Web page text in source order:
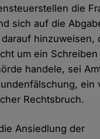
die
sich auf die
hinzuweisen,
um ein
handele, sei
ein
Rechtsbruch.
Ansiedlung der